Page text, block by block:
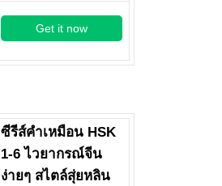
Get it now
ซีรีส์คำเหมือน HSK
1-6 ไวยากรณ์จีน
ง่ายๆ สไตล์สุ่ยหลิน